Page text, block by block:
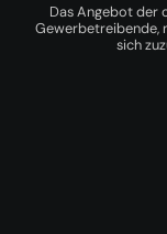
Das Angebot der
Gewerbetreibende,
sich